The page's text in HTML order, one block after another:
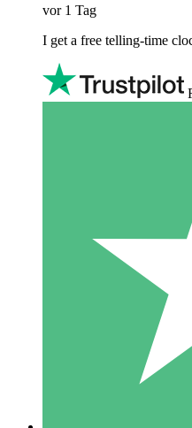
vor 1 Tag
I get a free telling-time